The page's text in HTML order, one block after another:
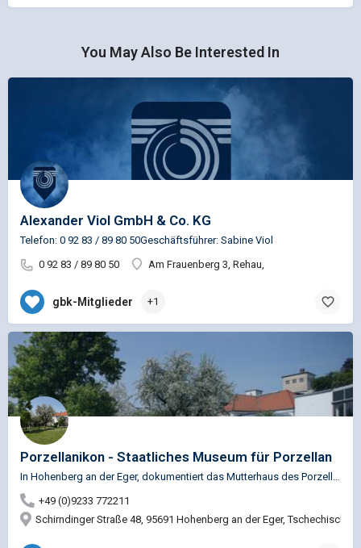
You May Also Be Interested In
Alexander Viol GmbH & Co. KG
Telefon: 0 92 83 / 89 80 50Geschäftsführer: Sabine Viol
0 92 83 / 89 80 50
Am Frauenberg 3, Rehau,
gbk-Mitglieder +1
Porzellanikon - Staatliches Museum für Porzellan
In Hohenberg an der Eger, dokumentiert das Mutterhaus des Porzellanikons in der ehemaligen Direktorenvilla…
+49 (0)9233 772211
Schirndinger Straße 48, 95691 Hohenberg an der Eger, Tschechische